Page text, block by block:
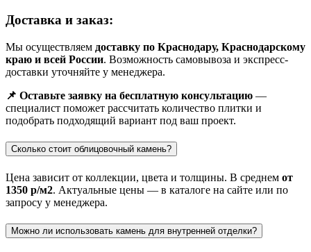
Доставка и заказ:
Мы осуществляем доставку по Краснодару, Краснодарскому
краю и всей России. Возможность самовывоза и экспресс-
доставки уточняйте у менеджера.
📌 Оставьте заявку на бесплатную консультацию —
специалист поможет рассчитать количество плитки и
подобрать подходящий вариант под ваш проект.
Сколько стоит облицовочный камень?
Цена зависит от коллекции, цвета и толщины. В среднем от
1350 р/м2. Актуальные цены — в каталоге на сайте или по
запросу у менеджера.
Можно ли использовать камень для внутренней отделки?